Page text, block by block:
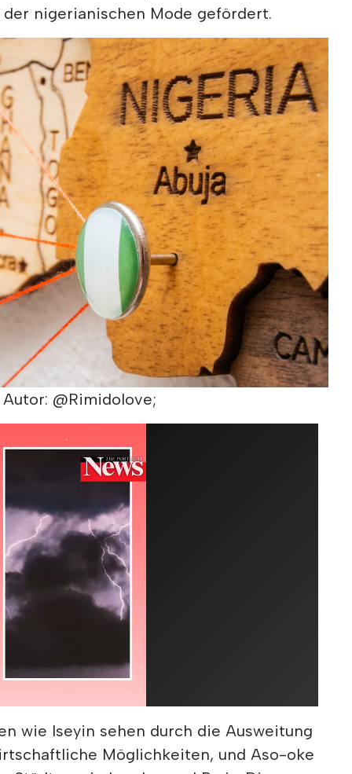
nigerianischen Mode gefördert.
@Rimidolove;
wie Iseyin sehen durch die Ausweitung
Möglichkeiten, und Aso-oke